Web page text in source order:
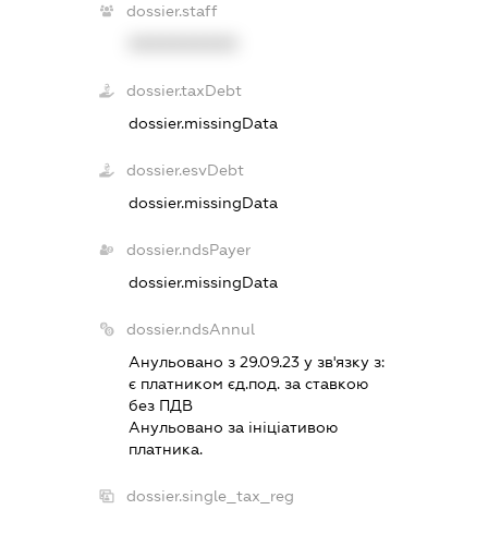
dossier.staff
dossier.taxDebt
dossier.missingData
dossier.esvDebt
dossier.missingData
dossier.ndsPayer
dossier.missingData
dossier.ndsAnnul
Анульовано з 29.09.23 у зв'язку з:
є платником єд.под. за ставкою
без ПДВ
Анульовано за iнiцiативою
платника.
dossier.single_tax_reg